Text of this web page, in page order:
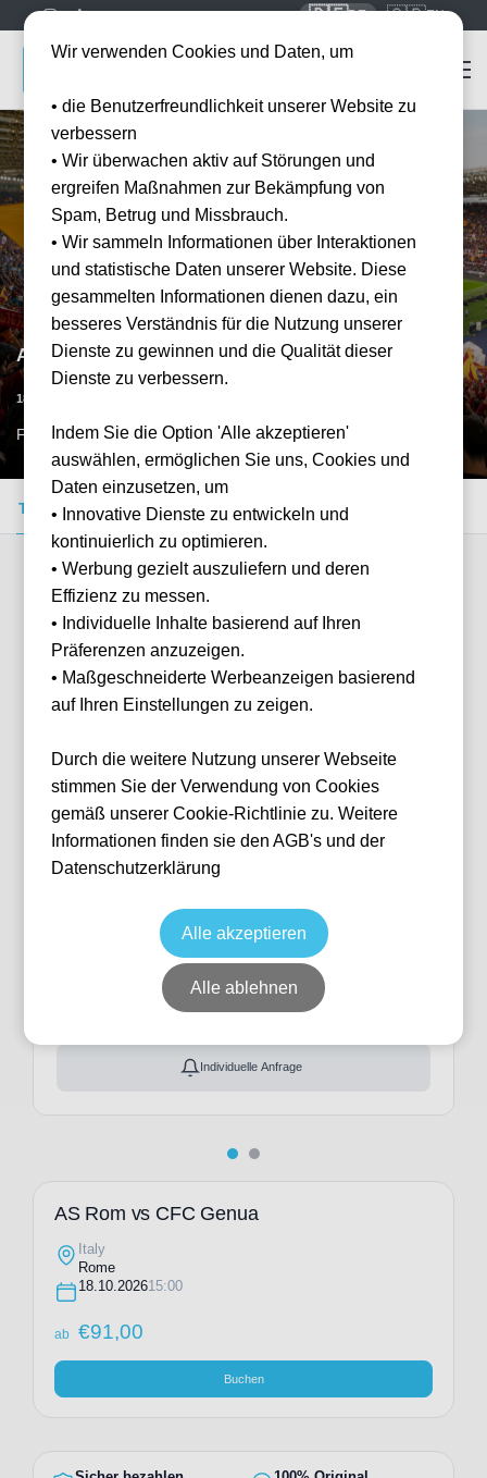
🇩🇪DE 🇬🇧EN
AS Rom vs CFC Genua
18.10.2026
FCO, IT
Tickets kaufen Event-Info FAQ
Verfügbare Kategorien (2)
Tribuna Tevere
15:00
10 verfügbar
Italien
Olympiastadion Rom
Ticket(s) + Hotel
Individuelle Anfrage
AS Rom vs CFC Genua
Italy
Rome
18.10.202615:00
ab €91,00
Buchen
Wir verwenden Cookies und Daten, um
• die Benutzerfreundlichkeit unserer Website zu
verbessern
• Wir überwachen aktiv auf Störungen und
ergreifen Maßnahmen zur Bekämpfung von
Spam, Betrug und Missbrauch.
• Wir sammeln Informationen über Interaktionen
und statistische Daten unserer Website. Diese
gesammelten Informationen dienen dazu, ein
besseres Verständnis für die Nutzung unserer
Dienste zu gewinnen und die Qualität dieser
Dienste zu verbessern.
Indem Sie die Option 'Alle akzeptieren'
auswählen, ermöglichen Sie uns, Cookies und
Daten einzusetzen, um
• Innovative Dienste zu entwickeln und
kontinuierlich zu optimieren.
• Werbung gezielt auszuliefern und deren
Effizienz zu messen.
• Individuelle Inhalte basierend auf Ihren
Präferenzen anzuzeigen.
• Maßgeschneiderte Werbeanzeigen basierend
auf Ihren Einstellungen zu zeigen.
Durch die weitere Nutzung unserer Webseite
stimmen Sie der Verwendung von Cookies
gemäß unserer Cookie-Richtlinie zu. Weitere
Informationen finden sie den AGB's und der
Datenschutzerklärung
Alle akzeptieren
Alle ablehnen